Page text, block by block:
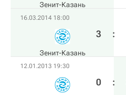
Зенит-Казань
16.03.2014 18:00
Зенит-Казань
3 :
12.01.2013 19:30
0 :